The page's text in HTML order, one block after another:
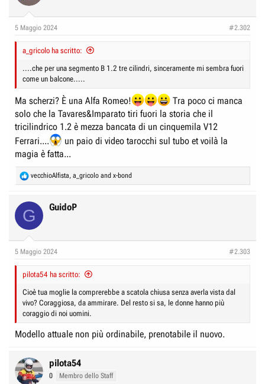
5 Maggio 2024 #2.302
a_gricolo ha scritto:
....che per una segmento B 1.2 tre cilindri, sinceramente mi sembra fuori
come un balcone.....
Ma scherzi? È una Alfa Romeo!
Tra poco ci manca
solo che la Tavares&Imparato tiri fuori la storia che il
tricilindrico 1.2 è mezza bancata di un cinquemila V12
Ferrari....
un paio di video tarocchi sul tubo et voilà la
magia è fatta...
R
e
t
s
vecchioAlfista, a_gricolo and x-bond
G GuidoP
5 Maggio 2024 #2.303
pilota54 ha scritto:
Cioè tua moglie la comprerebbe a scatola chiusa senza averla vista dal
vivo? Coraggiosa, da ammirare. Del resto si sa, le donne hanno più
coraggio di noi uomini.
Modello attuale non più ordinabile, prenotabile il nuovo.
pilota54
0 Membro dello Staff